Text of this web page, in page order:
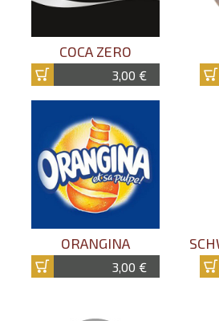
COCA ZERO
3,00 €
ORANGINA
3,00 €